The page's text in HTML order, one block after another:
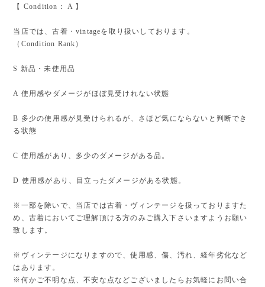
【 Condition： A 】
当店では、古着・vintageを取り扱いしております。
（Condition Rank）
S 新品・未使用品
A 使用感やダメージがほぼ見受けれない状態
B 多少の使用感が見受けられるが、さほど気にならないと判断でき
る状態
C 使用感があり、多少のダメージがある品。
D 使用感があり、目立ったダメージがある状態。
※一部を除いで、当店では古着・ヴィンテージを扱っておりますた
め、古着においてご理解頂ける方のみご購入下さいますようお願い
致します。
※ヴィンテージになりますので、使用感、傷、汚れ、経年劣化など
はあります。
※何かご不明な点、不安な点などございましたらお気軽にお問い合